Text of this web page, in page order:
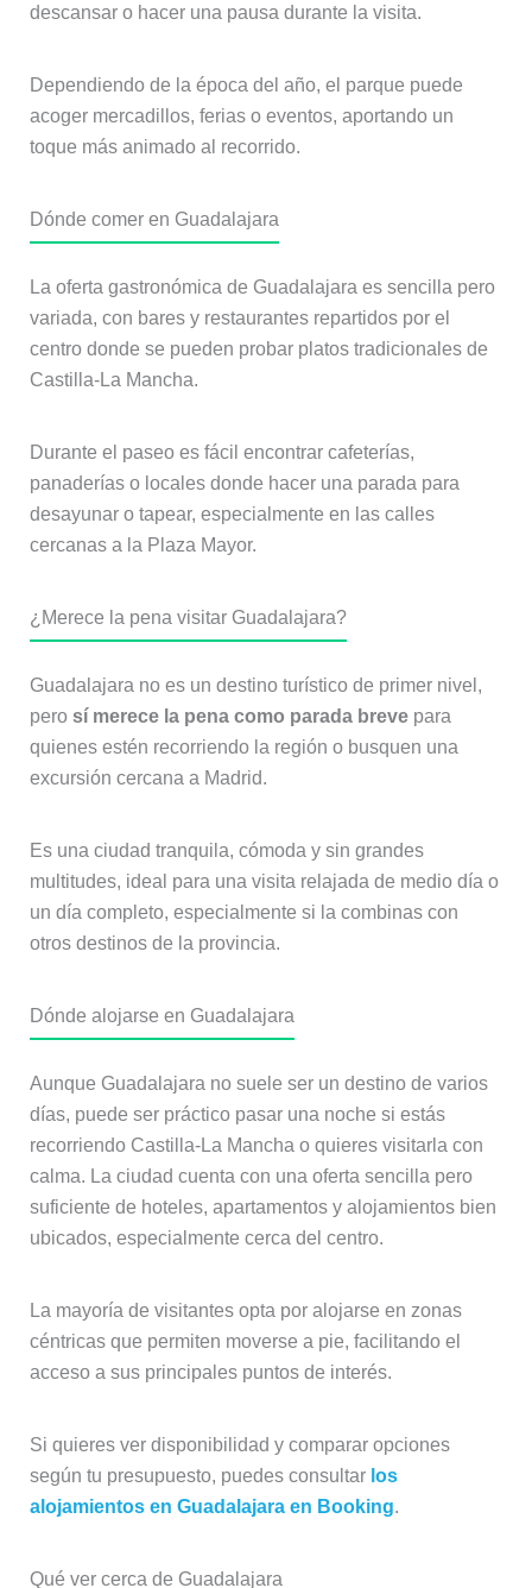
descansar o hacer una pausa durante la visita.
Dependiendo de la época del año, el parque puede
acoger mercadillos, ferias o eventos, aportando un
toque más animado al recorrido.
Dónde comer en Guadalajara
La oferta gastronómica de Guadalajara es sencilla pero
variada, con bares y restaurantes repartidos por el
centro donde se pueden probar platos tradicionales de
Castilla-La Mancha.
Durante el paseo es fácil encontrar cafeterías,
panaderías o locales donde hacer una parada para
desayunar o tapear, especialmente en las calles
cercanas a la Plaza Mayor.
¿Merece la pena visitar Guadalajara?
Guadalajara no es un destino turístico de primer nivel,
pero sí merece la pena como parada brevepara
quienes estén recorriendo la región o busquen una
excursión cercana a Madrid.
Es una ciudad tranquila, cómoda y sin grandes
multitudes, ideal para una visita relajada de medio día o
un día completo, especialmente si la combinas con
otros destinos de la provincia.
Dónde alojarse en Guadalajara
Aunque Guadalajara no suele ser un destino de varios
días, puede ser práctico pasar una noche si estás
recorriendo Castilla-La Mancha o quieres visitarla con
calma. La ciudad cuenta con una oferta sencilla pero
suficiente de hoteles, apartamentos y alojamientos bien
ubicados, especialmente cerca del centro.
La mayoría de visitantes opta por alojarse en zonas
céntricas que permiten moverse a pie, facilitando el
acceso a sus principales puntos de interés.
Si quieres ver disponibilidad y comparar opciones
según tu presupuesto, puedes consultar los
alojamientos en Guadalajara en Booking.
Qué ver cerca de Guadalajara